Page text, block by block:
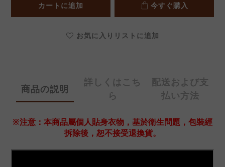
カートに追加 今すぐ購入
お気に入りリストに追加
商品の説明
詳しくはこち
ら
配送および支
払い方法
※注意：本商品屬個人貼身衣物，基於衛生問題，包裝經
拆除後，恕不接受退換貨。